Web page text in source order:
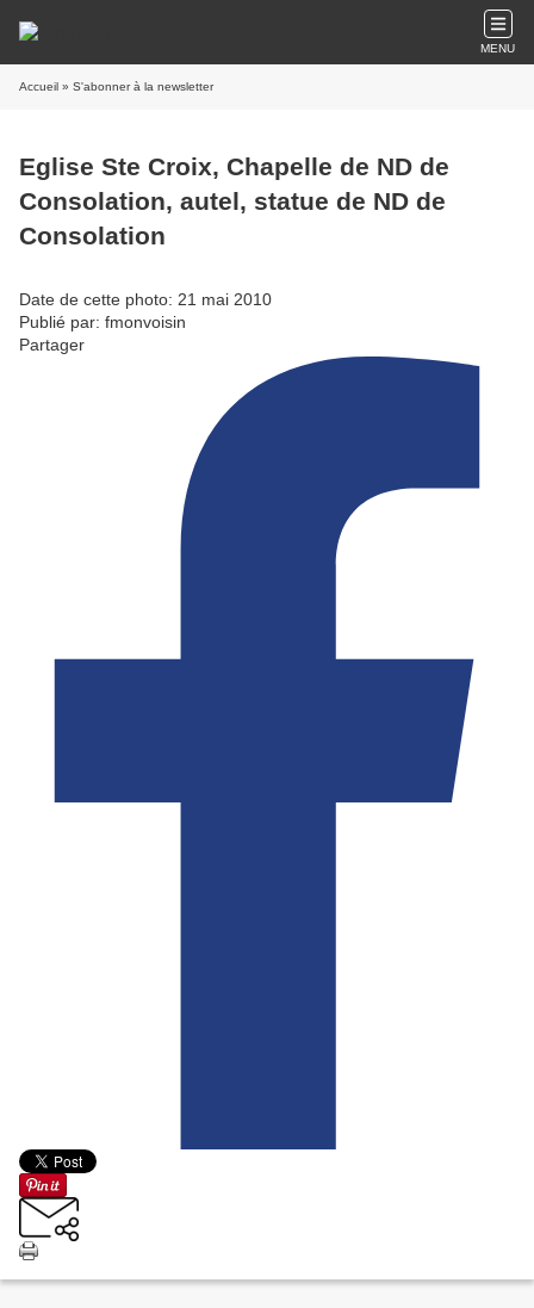
MENU
Accueil » S'abonner à la newsletter
Eglise Ste Croix, Chapelle de ND de
Consolation, autel, statue de ND de
Consolation
Date de cette photo: 21 mai 2010
Publié par: fmonvoisin
Partager